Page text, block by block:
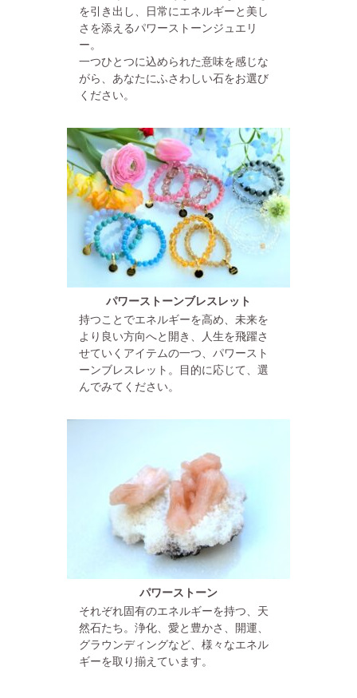
を引き出し、日常にエネルギーと美し
さを添えるパワーストーンジュエリ
ー。
一つひとつに込められた意味を感じな
がら、あなたにふさわしい石をお選び
ください。
パワーストーンブレスレット
持つことでエネルギーを高め、未来を
より良い方向へと開き、人生を飛躍さ
せていくアイテムの一つ、パワースト
ーンブレスレット。目的に応じて、選
んでみてください。
パワーストーン
それぞれ固有のエネルギーを持つ、天
然石たち。浄化、愛と豊かさ、開運、
グラウンディングなど、様々なエネル
ギーを取り揃えています。